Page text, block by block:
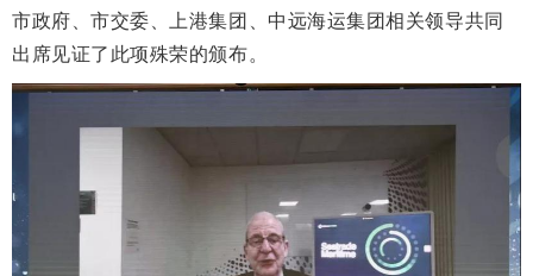
市政府、市交委、上港集团、中远海运集团相关领导共同
出席见证了此项殊荣的颁布。